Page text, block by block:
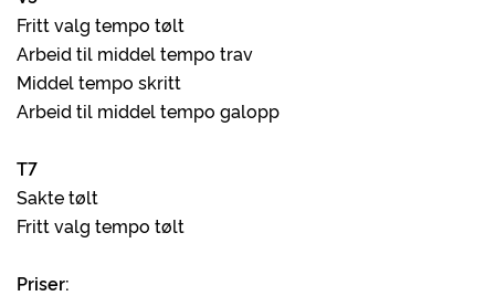
Fritt valg tempo tølt
Arbeid til middel tempo trav
Middel tempo skritt
Arbeid til middel tempo galopp
T7
Sakte tølt
Fritt valg tempo tølt
Priser: